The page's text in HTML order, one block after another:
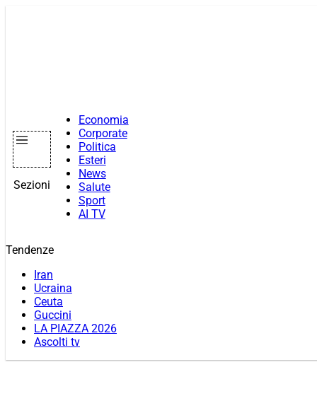
Sezioni
Economia
Corporate
Politica
Esteri
News
Salute
Sport
AI TV
Tendenze
Iran
Ucraina
Ceuta
Guccini
LA PIAZZA 2026
Ascolti tv